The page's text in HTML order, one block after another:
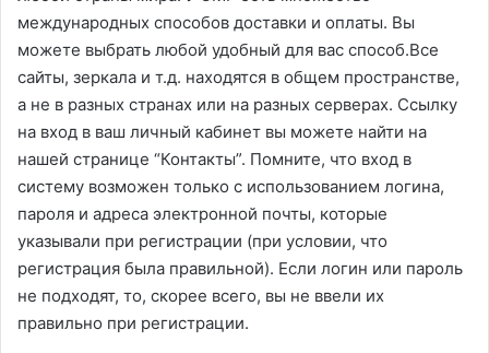
международных способов доставки и оплаты. Вы
можете выбрать любой удобный для вас способ.Все
сайты, зеркала и т.д. находятся в общем пространстве,
а не в разных странах или на разных серверах. Ссылку
на вход в ваш личный кабинет вы можете найти на
нашей странице “Контакты”. Помните, что вход в
систему возможен только с использованием логина,
пароля и адреса электронной почты, которые
указывали при регистрации (при условии, что
регистрация была правильной). Если логин или пароль
не подходят, то, скорее всего, вы не ввели их
правильно при регистрации.